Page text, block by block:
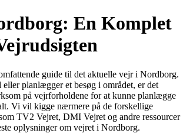
En Komplet
guide til det aktuelle vejr i Nordborg.
planlægger et besøg i området, er det
på vejrforholdene for at kunne planlægge
Vi vil kigge nærmere på de forskellige
TV2 Vejret, DMI Vejret og andre ressourcer
oplysninger om vejret i Nordborg.